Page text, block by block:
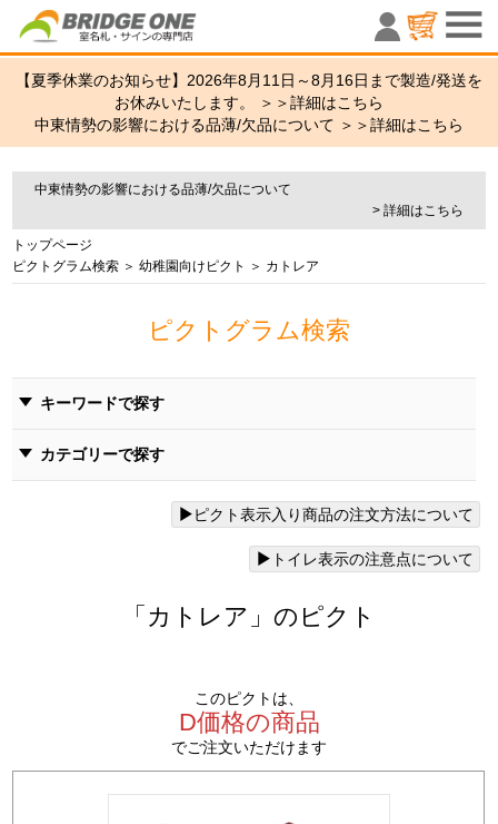
室名札・
【夏季休業のお知らせ】2026年8月11日～8月16日まで製造/発送を
お休みいたします。 ＞＞詳細はこちら
中東情勢の影響における品薄/欠品について ＞＞詳細はこちら
中東情勢の影響における品薄/欠品について
> 詳細はこちら
トップページ
ピクトグラム検索 ＞ 幼稚園向けピクト ＞ カトレア
ピクトグラム検索
キーワードで探す
カテゴリーで探す
ピクト表示入り商品の注文方法について
トイレ表示の注意点について
「カトレア」のピクト
このピクトは、
D価格の商品
でご注文いただけます